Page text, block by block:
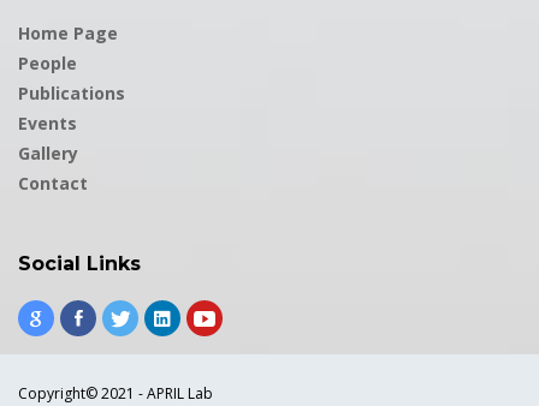
Home Page
People
Publications
Events
Gallery
Contact
Social Links
Copyright© 2021 - APRIL Lab